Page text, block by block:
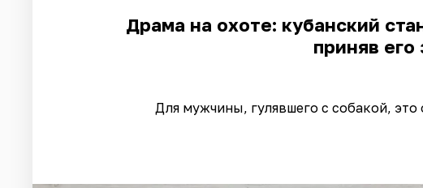
Драма на охоте: кубанский
приняв его
Для мужчины, гулявшего с собакой,